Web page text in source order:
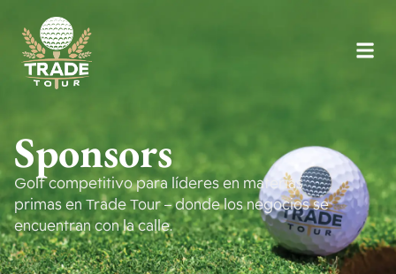
Sponsors
Golf competitivo para líderes en materias
primas en Trade Tour – donde los negocios se
encuentran con la calle.